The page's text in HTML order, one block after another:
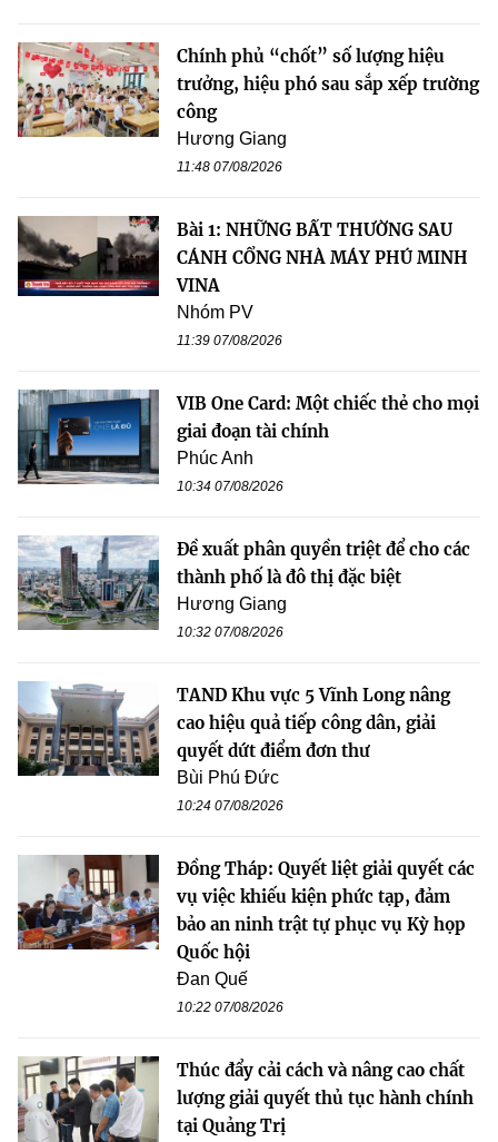
Chính phủ “chốt” số lượng hiệu
trưởng, hiệu phó sau sắp xếp trường
công
Hương Giang
11:48 07/08/2026
Bài 1: NHỮNG BẤT THƯỜNG SAU
CÁNH CỔNG NHÀ MÁY PHÚ MINH
VINA
Nhóm PV
11:39 07/08/2026
VIB One Card: Một chiếc thẻ cho mọi
giai đoạn tài chính
Phúc Anh
10:34 07/08/2026
Đề xuất phân quyền triệt để cho các
thành phố là đô thị đặc biệt
Hương Giang
10:32 07/08/2026
TAND Khu vực 5 Vĩnh Long nâng
cao hiệu quả tiếp công dân, giải
quyết dứt điểm đơn thư
Bùi Phú Đức
10:24 07/08/2026
Đồng Tháp: Quyết liệt giải quyết các
vụ việc khiếu kiện phức tạp, đảm
bảo an ninh trật tự phục vụ Kỳ họp
Quốc hội
Đan Quế
10:22 07/08/2026
Thúc đẩy cải cách và nâng cao chất
lượng giải quyết thủ tục hành chính
tại Quảng Trị